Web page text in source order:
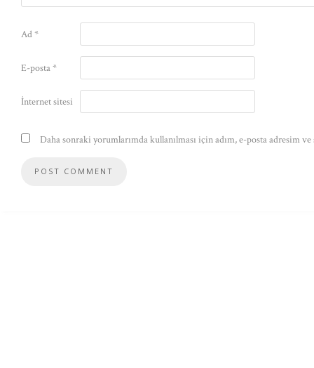
Ad*
E-posta*
İnternet sitesi
Daha sonraki yorumlarımda kullanılması için adım, e-posta adresim